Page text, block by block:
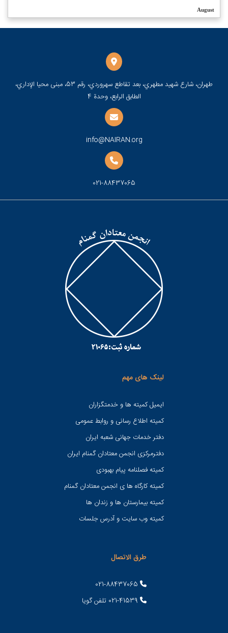
August
طهران، شارع شهيد مطهري، بعد تقاطع سهروردي، رقم 53، مبنى محيا الإداري،
الطابق الرابع، وحدة 4
info@NAIRAN.org
021-88437065
لینک های مهم
ایمیل کمیته ها و خدمتگزاران
کميته اطلاع رسانی و روابط عمومی
دفتر خدمات جهانی شعبه ايران
دفترمرکزی انجمن معتادان گمنام ایران
کمیته فصلنامه پیام بهبودی
کمیته کارگاه ها ی انجمن معتادان گمنام
کمیته بیمارستان ها و زندان ها
کمیته وب سایت و آدرس جلسات
طرق الاتصال